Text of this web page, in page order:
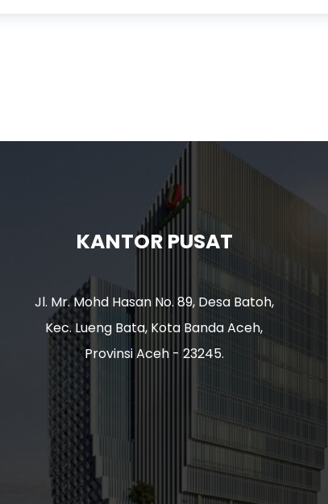
KANTOR PUSAT
Jl. Mr. Mohd Hasan No. 89, Desa Batoh,
Kec. Lueng Bata, Kota Banda Aceh,
Provinsi Aceh - 23245.